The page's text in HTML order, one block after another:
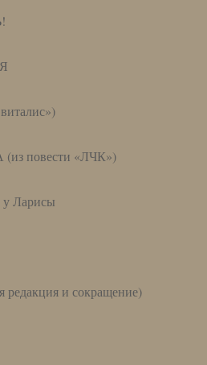
повести «ЛЧК»)
у Ларисы
редакция и сокращение)